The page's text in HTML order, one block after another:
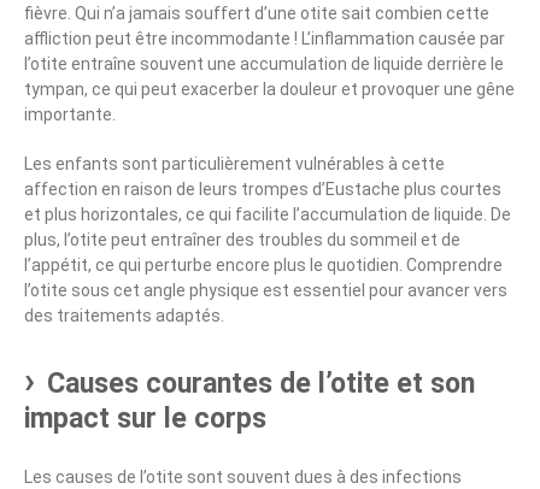
fièvre. Qui n’a jamais souffert d’une otite sait combien cette
affliction peut être incommodante ! L’inflammation causée par
l’otite entraîne souvent une accumulation de liquide derrière le
tympan, ce qui peut exacerber la douleur et provoquer une gêne
importante.
Les enfants sont particulièrement vulnérables à cette
affection en raison de leurs trompes d’Eustache plus courtes
et plus horizontales, ce qui facilite l’accumulation de liquide. De
plus, l’otite peut entraîner des troubles du sommeil et de
l’appétit, ce qui perturbe encore plus le quotidien. Comprendre
l’otite sous cet angle physique est essentiel pour avancer vers
des traitements adaptés.
Causes courantes de l’otite et son
impact sur le corps
Les causes de l’otite sont souvent dues à des infections